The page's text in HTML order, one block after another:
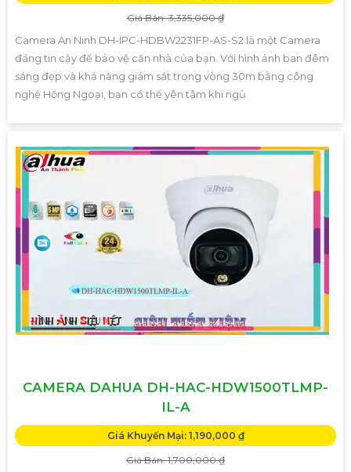
Giá Bán: 3,335,000 ₫
Camera An Ninh DH-IPC-HDBW2231FP-AS-S2 là một Camera
đáng tin cậy để bảo vệ căn nhà của bạn. Với hình ảnh ban đêm
sáng đẹp và khả năng giám sát trong vòng 30m bằng công
nghệ Hồng Ngoại, bạn có thể yên tâm khi ngủ
CAMERA DAHUA DH-HAC-HDW1500TLMP-
IL-A
Giá Khuyến Mại: 1,190,000 ₫
Giá Bán: 1,700,000 ₫